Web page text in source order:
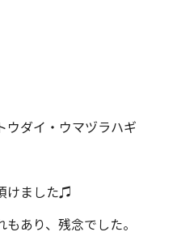
ウダイ・ウマヅラハギ
けました♫
あり、残念でした。